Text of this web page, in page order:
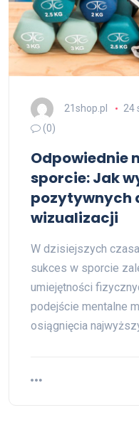
21shop.pl 24
(0)
Odpowiednie
sporcie: Jak
pozytywnych
wizualizacji
W dzisiejszych
sukces w sporcie
umiejętności
podejście mentalne
osiągnięcia